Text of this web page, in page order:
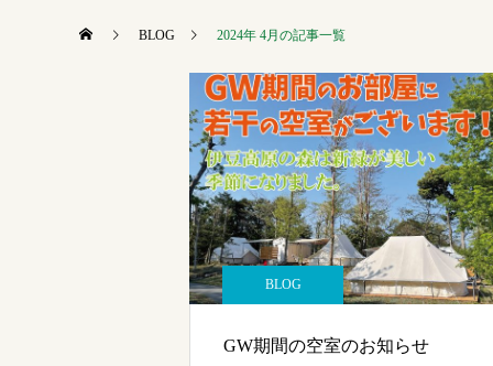
BLOG 2024年 4月の記事一覧
BLOG
GW期間の空室のお知らせ